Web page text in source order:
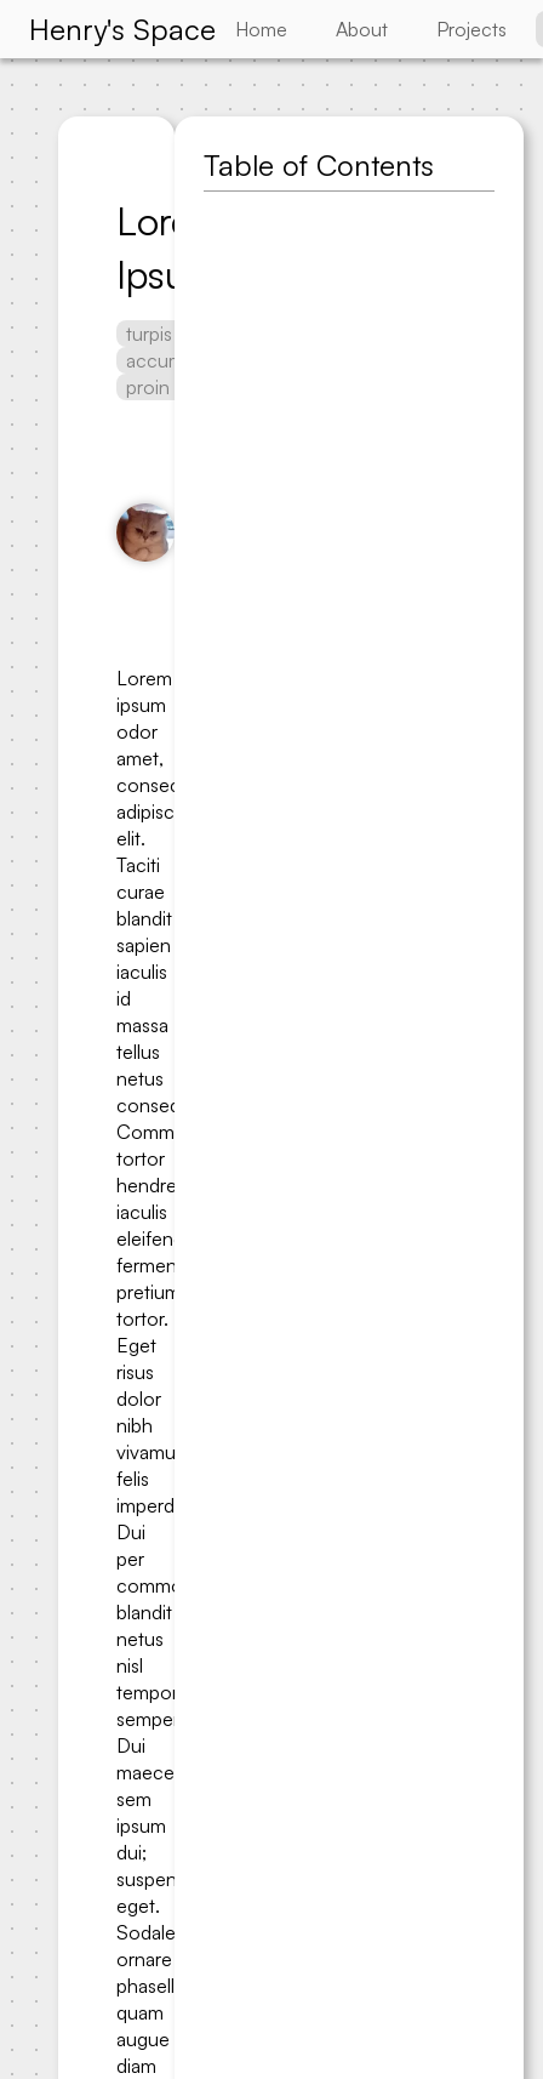
Henry's Space Home About Projects
Lorem
Ipsum
turpis
accumsan
proin
Lorem
ipsum
odor
amet,
consectetuer
adipiscing
elit.
Taciti
curae
blandit
sapien
iaculis
id
massa
tellus
netus
consequat.
Commodo
tortor
hendrerit;
iaculis
eleifend
fermentum
pretium
tortor.
Eget
risus
dolor
nibh
vivamus
felis
imperdiet.
Dui
per
commodo
blandit
netus
nisl
tempor
semper.
Dui
maecenas
sem
ipsum
dui;
suspendisse
eget.
Sodales
ornare
phasellus
quam
augue
diam
Table of Contents